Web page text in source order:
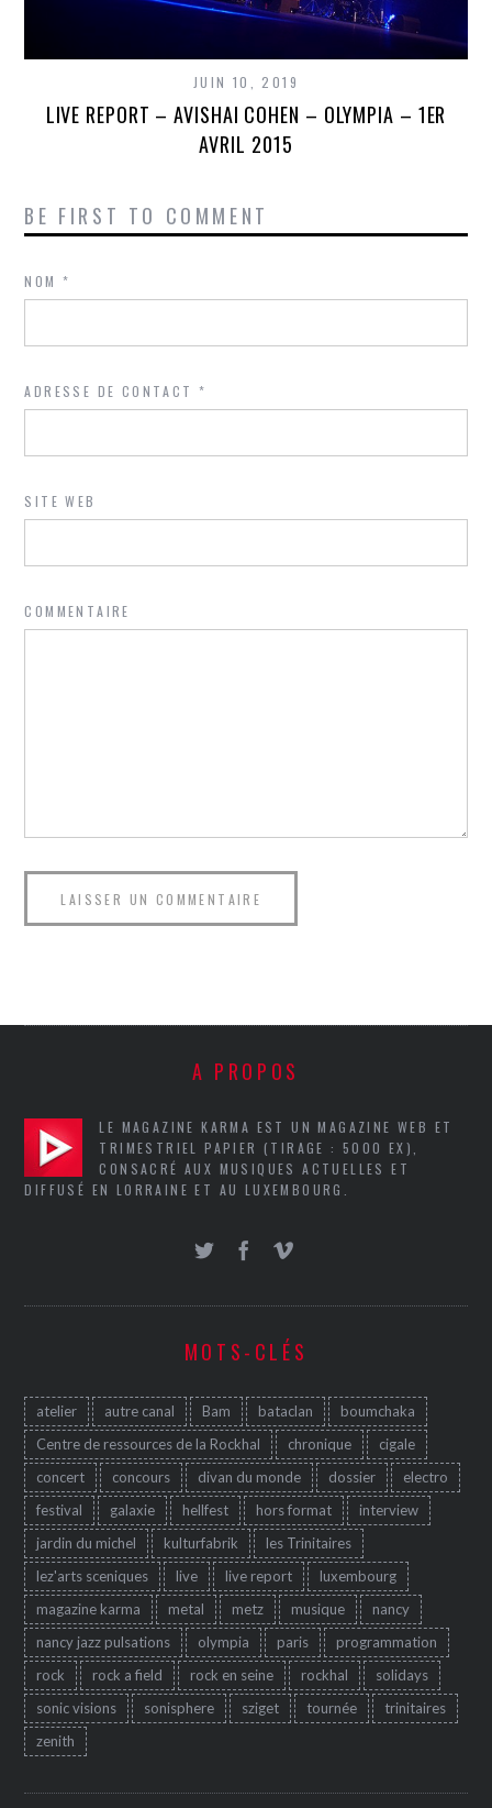
JUIN 10, 2019
LIVE REPORT – AVISHAI COHEN – OLYMPIA – 1ER
AVRIL 2015
BE FIRST TO COMMENT
NOM*
ADRESSE DE CONTACT*
SITE WEB
COMMENTAIRE
A PROPOS
LE MAGAZINE KARMA EST UN MAGAZINE WEB ET
TRIMESTRIEL PAPIER (TIRAGE : 5000 EX),
CONSACRÉ AUX MUSIQUES ACTUELLES ET
DIFFUSÉ EN LORRAINE ET AU LUXEMBOURG.
MOTS-CLÉS
atelier autre canal Bam bataclan
boumchaka
Centre de ressources de la Rockhal
chronique
cigale
concert
concours divan du monde dossier
electro
festival
galaxie hellfest hors format
interview
jardin du michel
kulturfabrik
les Trinitaires
lez'arts sceniques
live live report
luxembourg
magazine karma
metal metz musique
nancy
nancy jazz pulsations
olympia paris
programmation
rock
rock a field rock en seine rockhal
solidays
sonic visions
sonisphere sziget tournée
trinitaires
zenith